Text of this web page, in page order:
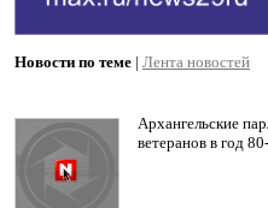
Новости по теме | Лента новостей
Архангельские
ветеранов в год